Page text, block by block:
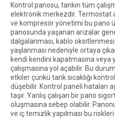
Kontrol panosu, tankın tüm
elektronik merkezdir. Termostat
ve kompresör yönetimi bu pano
panosunda yaşanan arızalar
dalgalanması, kablo
yaşlanması nedeniyle ortaya
kendi kendini kapatmasına veya
çalışmasına yol açabilir. Bu
etkiler çünkü tank sıcaklığı
düşebilir. Kontrol paneli hataları
taşır. Yanlış çalışan bir pano
oluşmasına sebep olabilir.
ve iç temizlik yapılması bu